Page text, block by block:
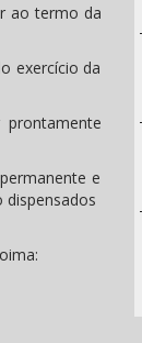
ao termo da
exercício da
prontamente
e